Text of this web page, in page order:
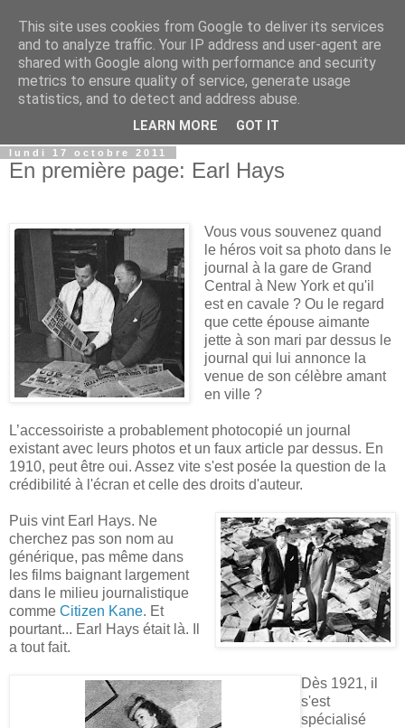
Film Perdu
Films perdus, stars oubliées, scènes coupées. Ce blog est
pour tous les fans de cinéma.
lundi 17 octobre 2011
En première page: Earl Hays
Vous vous souvenez quand
le héros voit sa photo dans le
journal à la gare de Grand
Central à New York et qu'il
est en cavale ? Ou le regard
que cette épouse aimante
jette à son mari par dessus le
journal qui lui annonce la
venue de son célèbre amant
en ville ?
L’accessoiriste a probablement photocopié un journal
existant avec leurs photos et un faux article par dessus. En
1910, peut être oui. Assez vite s'est posée la question de la
crédibilité à l'écran et celle des droits d'auteur.
Puis vint Earl Hays. Ne
cherchez pas son nom au
générique, pas même dans
les films baignant largement
dans le milieu journalistique
comme Citizen Kane. Et
pourtant... Earl Hays était là. Il
a tout fait.
Dès 1921, il
s'est
spécialisé
This site uses cookies from Google to deliver its services
and to analyze traffic. Your IP address and user-agent are
shared with Google along with performance and security
metrics to ensure quality of service, generate usage
statistics, and to detect and address abuse.
LEARN MORE GOT IT